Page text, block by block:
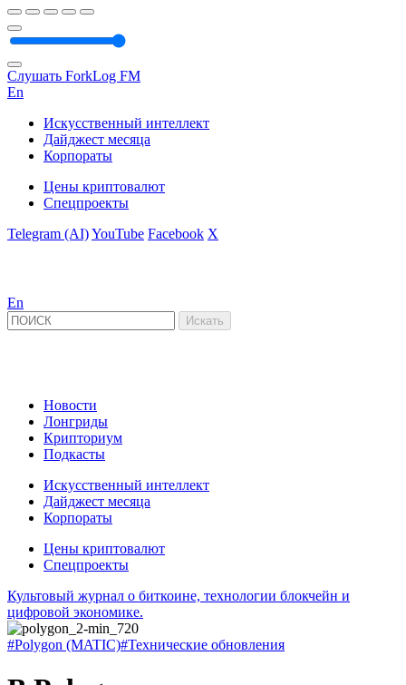
Слушать ForkLog FM
En
Искусственный интеллект
Дайджест месяца
Корпораты
Цены криптовалют
Спецпроекты
Telegram (AI)YouTube Facebook X
En
Новости
Лонгриды
Крипториум
Подкасты
Искусственный интеллект
Дайджест месяца
Корпораты
Цены криптовалют
Спецпроекты
Культовый журнал о биткоине, технологии блокчейн и
цифровой экономике.
#Polygon (MATIC)#Технические обновления